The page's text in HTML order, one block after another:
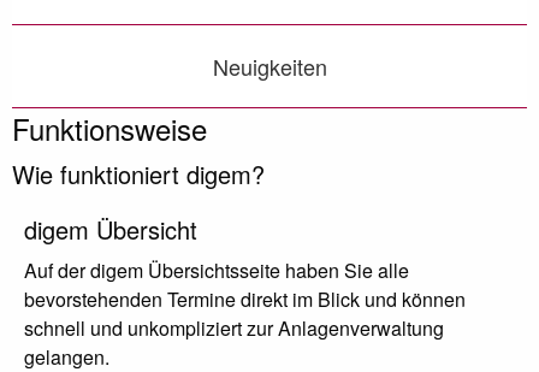
Neuigkeiten
Funktionsweise
Wie funktioniert digem?
digem Übersicht
Auf der digem Übersichtsseite haben Sie alle
bevorstehenden Termine direkt im Blick und können
schnell und unkompliziert zur Anlagenverwaltung
gelangen.